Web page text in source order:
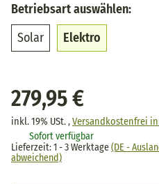
Betriebsart auswählen:
SolarSolarElektro
279,95 €
inkl. 19% USt. ,Versandkostenfrei
Sofort verfügbar
Lieferzeit:1 - 3 Werktage(DE -
abweichend)